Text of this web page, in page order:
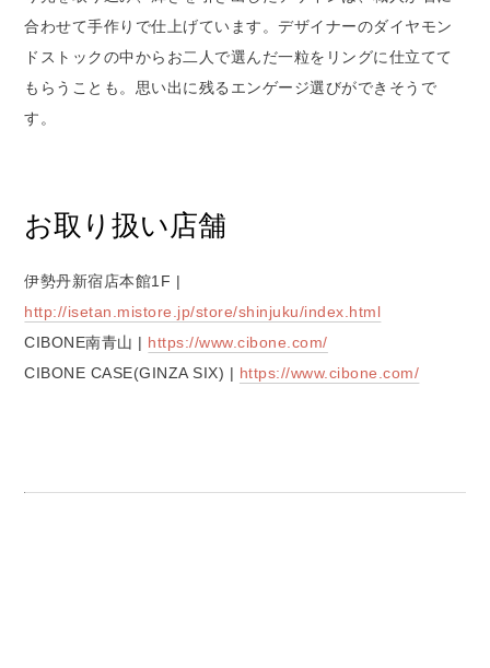
合わせて手作りで仕上げています。デザイナーのダイヤモン
ドストックの中からお二人で選んだ一粒をリングに仕立てて
もらうことも。思い出に残るエンゲージ選びができそうで
す。
お取り扱い店舗
伊勢丹新宿店本館1F |
http://isetan.mistore.jp/store/shinjuku/index.html
CIBONE南青山 | https://www.cibone.com/
CIBONE CASE(GINZA SIX) | https://www.cibone.com/